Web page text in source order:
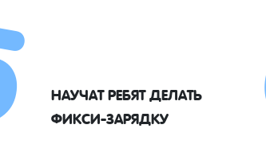
НАУЧАТ РЕБЯТ ДЕЛАТЬ
ФИКСИ-ЗАРЯДКУ